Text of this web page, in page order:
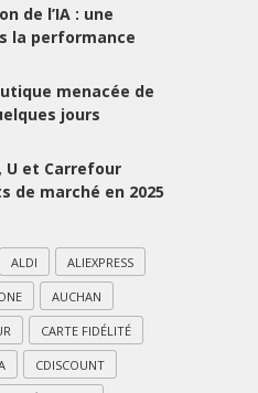
de l’IA : une
la performance
menacée de
jours
U et Carrefour
de marché en 2025
ALDI ALIEXPRESS
AUCHAN
CARTE FIDÉLITÉ
CDISCOUNT